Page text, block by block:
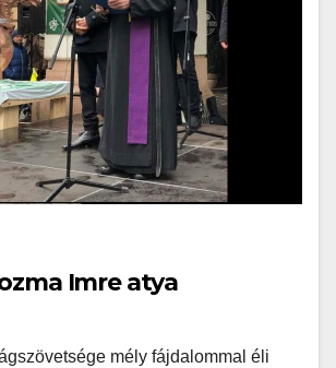
Imre atya
mély fájdalommal éli